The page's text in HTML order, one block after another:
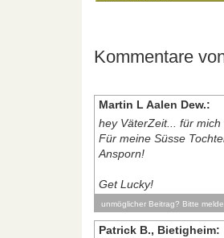
Kommentare
Martin L Aalen Dew.:
hey VäterZeit... für
Für meine Süsse
Ansporn!
Get Lucky!
unmöglicher Beitrag? Bitte
Patrick B., Bietigheim: